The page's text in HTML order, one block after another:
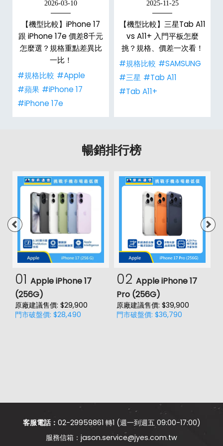
2026-03-10
【機型比較】iPhone 17
跟 iPhone 17e 價差8千元
怎麼選？規格重點差異比
一比！
#規格比較 #Apple
#蘋果 #iPhone 17
#iPhone 17e
2025-11-25
【機型比較】三星Tab A11
vs A11+ 入門平板怎麼
挑？規格、價差一次看！
#規格比較 #SAMSUNG
#三星 #Tab A11
#Tab A11+
暢銷排行榜
01 Apple iPhone 17
(256G)
原廠建議售價: $29,900
門市破盤價: $28,490
02 Apple iPhone 17
Pro (256G)
原廠建議售價: $39,900
門市破盤價: $36,790
客服電話： 02-29959861 轉1 (週一到週五 09:00-17:00)
jason.service@jyes.com.tw